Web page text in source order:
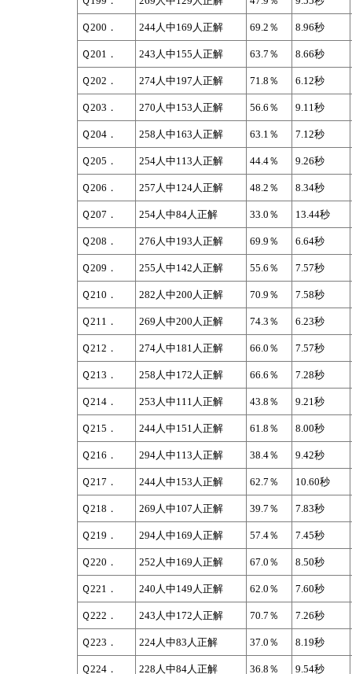
Ｑ200． 244人中169人正解 69.2％ 8.96秒
Ｑ201． 243人中155人正解 63.7％ 8.66秒
Ｑ202． 274人中197人正解 71.8％ 6.12秒
Ｑ203． 270人中153人正解 56.6％ 9.11秒
Ｑ204． 258人中163人正解 63.1％ 7.12秒
Ｑ205． 254人中113人正解 44.4％ 9.26秒
Ｑ206． 257人中124人正解 48.2％ 8.34秒
Ｑ207． 254人中84人正解 33.0％ 13.44秒
Ｑ208． 276人中193人正解 69.9％ 6.64秒
Ｑ209． 255人中142人正解 55.6％ 7.57秒
Ｑ210． 282人中200人正解 70.9％ 7.58秒
Ｑ211． 269人中200人正解 74.3％ 6.23秒
Ｑ212． 274人中181人正解 66.0％ 7.57秒
Ｑ213． 258人中172人正解 66.6％ 7.28秒
Ｑ214． 253人中111人正解 43.8％ 9.21秒
Ｑ215． 244人中151人正解 61.8％ 8.00秒
Ｑ216． 294人中113人正解 38.4％ 9.42秒
Ｑ217． 244人中153人正解 62.7％ 10.60秒
Ｑ218． 269人中107人正解 39.7％ 7.83秒
Ｑ219． 294人中169人正解 57.4％ 7.45秒
Ｑ220． 252人中169人正解 67.0％ 8.50秒
Ｑ221． 240人中149人正解 62.0％ 7.60秒
Ｑ222． 243人中172人正解 70.7％ 7.26秒
Ｑ223． 224人中83人正解 37.0％ 8.19秒
Ｑ224． 228人中84人正解 36.8％ 9.54秒